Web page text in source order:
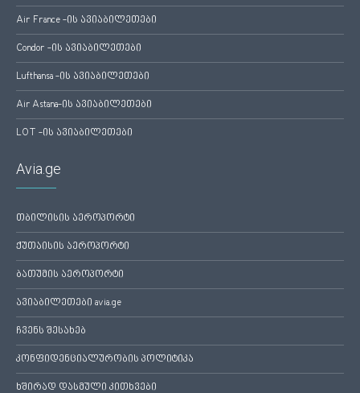
Air France -ის ავიაბილეთები
Condor -ის ავიაბილეთები
Lufthansa -ის ავიაბილეთები
Air Astana-ის ავიაბილეთები
LOT -ის ავიაბილეთები
Avia.ge
თბილისის აეროპორტი
ქუთაისის აეროპორტი
ბათუმის აეროპორტი
ავიაბილეთები avia.ge
ჩვენს შესახებ
კონფიდენციალურობის პოლიტიკა
ხშირად დასმული კითხვები